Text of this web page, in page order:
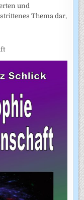
und
Thema dar,